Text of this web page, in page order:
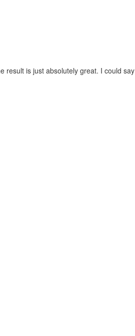
result is just absolutely great. I could say